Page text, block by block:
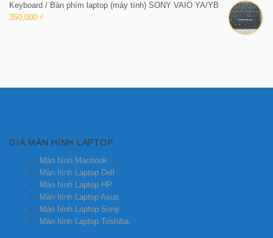
Keyboard / Bàn phím laptop (máy tính) SONY VAIO YA/YB
350,000 ₫
GIÁ MÀN HÌNH LAPTOP
Màn hình Macbook
Màn hình Laptop Dell
Màn hình Laptop HP
Màn hình Laptop Asus
Màn hình Laptop Sony.
Màn hình Laptop Toshiba.